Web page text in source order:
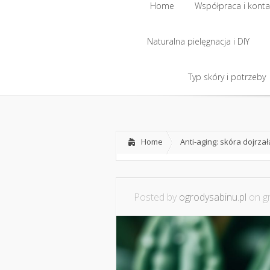
Home
Home
Współpraca i
Współpraca i
Naturalna pielęgnacja i DIY
Naturalna pielęgnacja i DIY
Typ skóry i potrzeby
Home Anti-aging: skóra
Posted by ogrodysabinu.pl on